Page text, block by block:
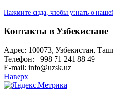
Нажмите сюда, чтобы узнать о
Контакты в Узбекистане
Адрес: 100073, Узбекистан,
Телефон: +998 71 241 88 49
E-mail: info@uzsk.uz
Наверх